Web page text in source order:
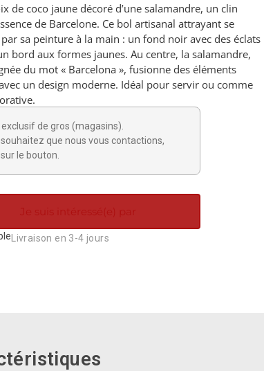
de coco jaune décoré d’une salamandre, un clin
de Barcelone. Ce bol artisanal attrayant se
sa peinture à la main : un fond noir avec des éclats
bord aux formes jaunes. Au centre, la salamandre,
du mot « Barcelona », fusionne des éléments
un design moderne. Idéal pour servir ou comme
de gros (magasins).
que nous vous contactions,
le bouton.
Je suis intéressé(e) par
Livraison en 3-4 jours